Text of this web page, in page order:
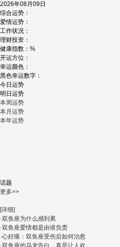
2026年08月09日
综合运势：
爱情运势：
工作状况：
理财投资：
健康指数：%
开运方位：
幸运颜色：
黑色幸运数字：
今日运势
明日运势
本周运势
本月运势
本年运势
话题
更多>>
[详细]
·双鱼座为什么感到累
·双鱼座爱情都是由谁负责
·心好痛：双鱼座受伤后如何治愈
·双鱼座的乌龙告白，真是让人欢...